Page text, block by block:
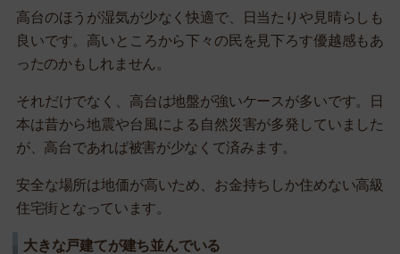
高台のほうが湿気が少なく快適で、日当たりや見晴らしも
良いです。高いところから下々の民を見下ろす優越感もあ
ったのかもしれません。
それだけでなく、高台は地盤が強いケースが多いです。日
本は昔から地震や台風による自然災害が多発していました
が、高台であれば被害が少なくて済みます。
安全な場所は地価が高いため、お金持ちしか住めない高級
住宅街となっています。
大きな戸建てが建ち並んでいる